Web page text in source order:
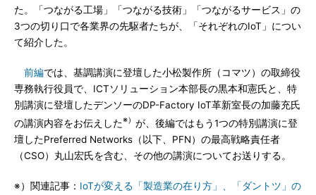
た。「つながる工場」「つながる技術」「つながるサービス」の
3つの切り口で各業界の先駆者たちが、「それぞれのIoT」につい
て紹介した。
前編では、基調講演に登壇した小松製作所（コマツ）の取締役
専務執行役員で、ICTソリューション本部長の黒本和憲氏と、特
別講演に登壇したデンソーのDP-Factory IoT革新室長の加藤充氏
の講演内容をお伝えした※） が、後編ではもう1つの特別講演に登
壇したPreferred Networks（以下、PFN）の最高戦略責任者
（CSO）丸山宏氏を含む、その他の講演についてお送りする。
※）関連記事： IoTが変える「製造業の在り方」、「ダントツ」の